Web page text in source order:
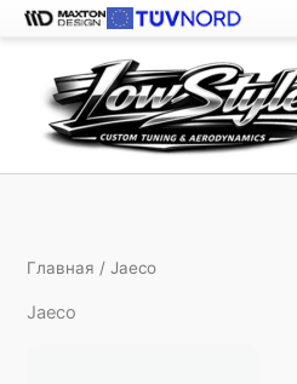
содержимому
Главная / Jaeco
Jaeco